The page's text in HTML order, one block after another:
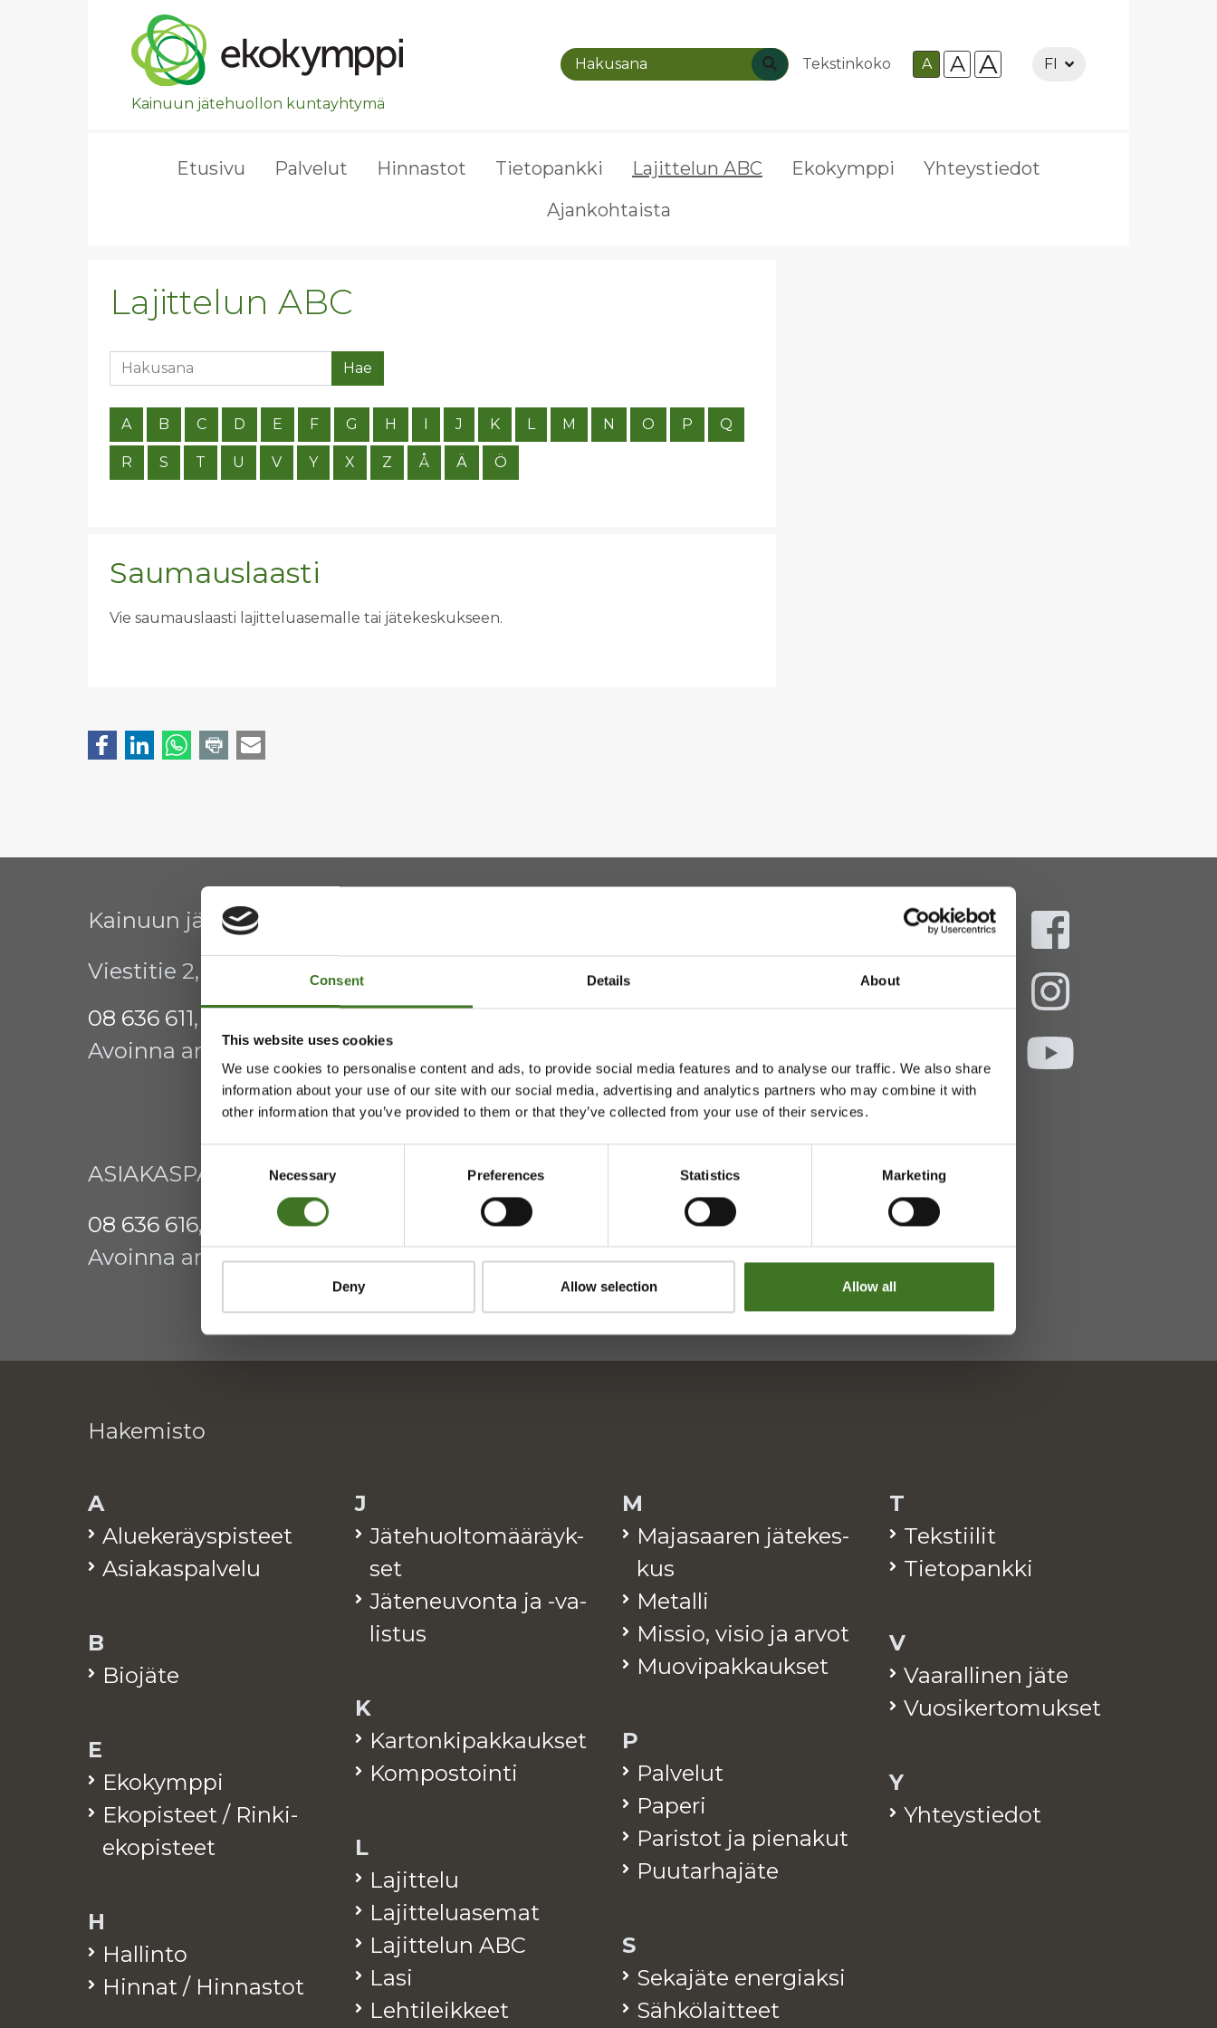
Consent Details About
This website uses cookies
We use cookies to personalise content and ads, to provide social media features and to analyse our traffic. We also share
information about your use of our site with our social media, advertising and analytics partners who may combine it with
other information that you’ve provided to them or that they’ve collected from your use of their services.
Selection
Necessary Preferences Statistics Marketing
Deny Allow selection Allow all
Ohita valikko, siirry suoraan pääsisältöön.
Kainuun jätehuollon kuntayhtymä
Tekstinkoko A A A FI
Etusivu Palvelut Hinnastot Tietopankki Lajittelun ABC Ekokymppi
Yhteystiedot
Ajankohtaista
Lajittelun ABC
Hakusana Hae
A B C D E F G H I J K L M N O P Q
R S T U V Y X Z Å Ä Ö
Saumauslaasti
Vie saumauslaasti lajitteluasemalle tai jätekeskukseen.
Kainuun jätehuollon kuntayhtymä
Viestitie 2, 87700 Kajaani
08 636 611,
Avoinna arkisin 9 - 15
ASIAKASPALVELU
08 636 616,
laskutus@ekokymppi.fi
Avoinna arkisin 9 - 17
Mustantie 500, 87900 Kajaani
Saavutettavuusseloste
Tietosuojaselosteita
Hakemisto
A
Alue­ke­räys­pis­teet
Asia­kas­pal­ve­lu
B
Bio­jä­te
E
Eko­kymp­pi
Eko­pis­teet / Rinki-
eko­pis­teet
H
Hal­lin­to
Hin­nat / Hin­nas­tot
J
Jä­te­huol­to­mää­räyk­
set
Jä­te­neu­von­ta ja -va­
lis­tus
K
Kar­ton­ki­pak­kauk­set
Kom­pos­toin­ti
L
La­jit­te­lu
La­jit­te­lua­se­mat
La­jit­te­lun ABC
Lasi
Leh­ti­leik­keet
M
Ma­ja­saa­ren jä­te­kes­
kus
Me­tal­li
Mis­sio, visio ja arvot
Muo­vi­pak­kauk­set
P
Pal­ve­lut
Pa­pe­ri
Pa­ris­tot ja pie­na­kut
Puu­tar­ha­jä­te
S
Se­ka­jä­te ener­giak­si
Säh­kö­lait­teet
T
Teks­tii­lit
Tie­to­pank­ki
V
Vaa­ral­li­nen jäte
Vuo­si­ker­to­muk­set
Y
Yh­teys­tie­dot